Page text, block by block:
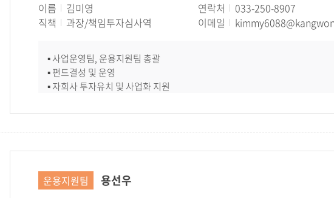
이름
김미영
직책
과장/책임투자심사역
연락처
033-250-8907
이메일
▪ 사업운영팀, 운용지원팀 총괄
▪ 펀드결성 및 운영
▪ 자회사 투자유치 및 사업화 지원
운용지원팀 용선우